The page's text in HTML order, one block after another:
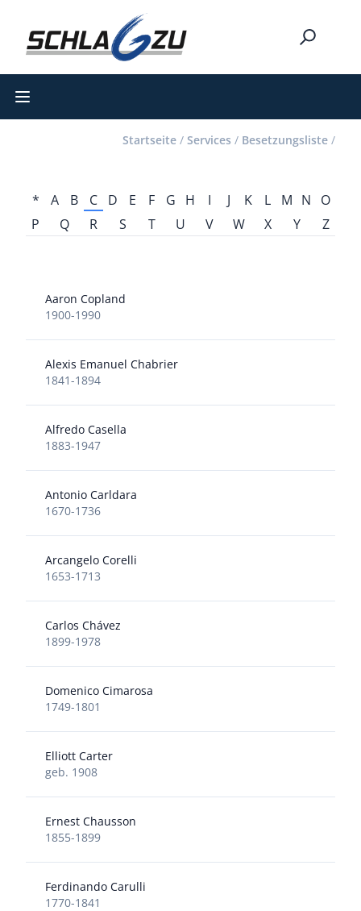
Open main menu
Startseite / Services / Besetzungsliste /
* A B C D E F G H I J K L M N
O
P
Q R S T U V W X Y Z
Aaron Copland
1900-1990
Alexis Emanuel Chabrier
1841-1894
Alfredo Casella
1883-1947
Antonio Carldara
1670-1736
Arcangelo Corelli
1653-1713
Carlos Chávez
1899-1978
Domenico Cimarosa
1749-1801
Elliott Carter
geb. 1908
Ernest Chausson
1855-1899
Ferdinando Carulli
1770-1841